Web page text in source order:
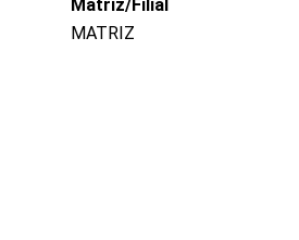
Matriz/Filial
MATRIZ